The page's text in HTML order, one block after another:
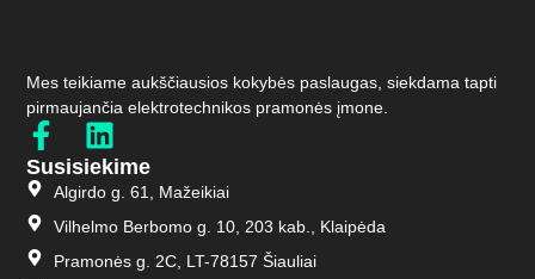
Mes teikiame aukščiausios kokybės paslaugas, siekdama tapti
pirmaujančia elektrotechnikos pramonės įmone.
Susisiekime
Algirdo g. 61, Mažeikiai
Vilhelmo Berbomo g. 10, 203 kab., Klaipėda
Pramonės g. 2C, LT-78157 Šiauliai